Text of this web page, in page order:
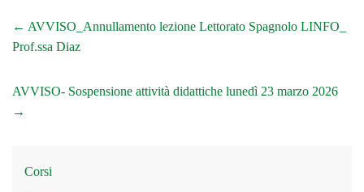
← AVVISO_Annullamento lezione Lettorato Spagnolo LINFO_
Prof.ssa Diaz
AVVISO- Sospensione attività didattiche lunedì 23 marzo 2026
→
Corsi